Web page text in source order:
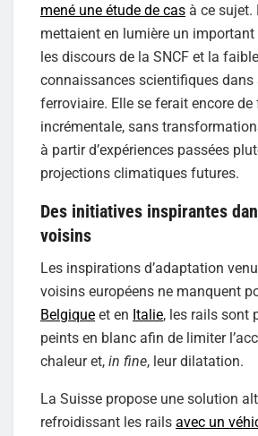
mené une étude de cas à ce sujet.
mettaient en lumière un important
les discours de la SNCF et la
connaissances scientifiques dans
ferroviaire. Elle se ferait encore de
incrémentale, sans
à partir d’expériences passées
projections climatiques futures.
Des initiatives inspirantes
voisins
Les inspirations d’adaptation
voisins européens ne manquent
Belgique et en Italie, les rails sont
peints en blanc afin de limiter
chaleur et, in fine, leur dilatation.
La Suisse propose une solution
refroidissant les rails avec un